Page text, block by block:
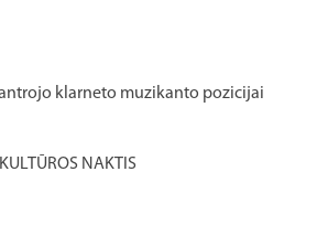
klarneto muzikanto pozicijai
NAKTIS